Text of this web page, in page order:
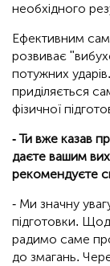
необхідного
Ефективним
розвиває
потужних
приділяється
фізичної
- Ти вже казав
даєте вашим
рекомендуєте
- Ми значну
підготовки.
радимо саме
до змагань.